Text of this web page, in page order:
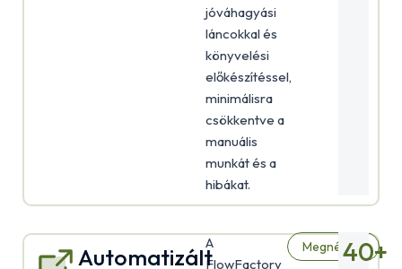
jóváhagyási
láncokkal és
könyvelési
előkészítéssel,
minimálisra
csökkentve a
manuális
munkát és a
hibákat.
Automatizált
A
FlowFactory
Megnézem
40+